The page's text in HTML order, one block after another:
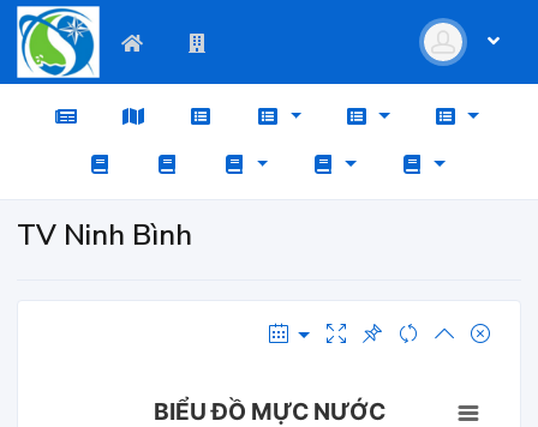
TV Ninh Bình
BIỂU ĐỒ MỰC NƯỚC